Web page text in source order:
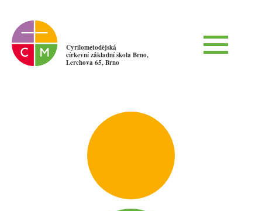
Cyrilometodějská
církevní základní škola Brno,
Lerchova 65, Brno